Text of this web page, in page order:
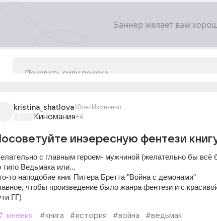
kristina_shatlova10летИзменено
Киномания+4
инэересную фентези
с главным героем- мужчиной (желательно бы всё
типо Ведьмака или...
то наподобие книг Питера Бретта "Война с демонами"
чтобы произведение было жанра фентези и с
ГГ)
мнения #книга #история #война #ведьмак